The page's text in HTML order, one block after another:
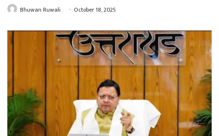
Bhuwan Ruwali October 18, 2025